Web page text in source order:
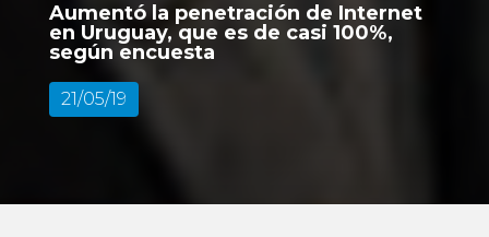
Aumentó la penetración de Internet
en Uruguay, que es de casi 100%,
según encuesta
21/05/19